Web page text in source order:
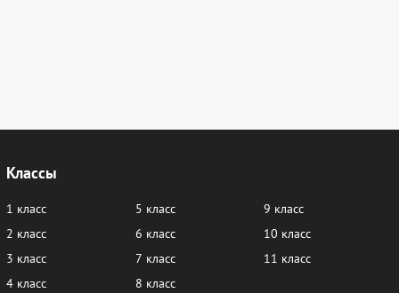
Классы
1 класс
2 класс
3 класс
4 класс
5 класс
6 класс
7 класс
8 класс
9 класс
10 класс
11 класс